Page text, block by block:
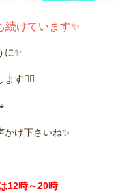
続けています✨
に✨
す🙇‍♂️
かけ下さいね✨
12時～20時